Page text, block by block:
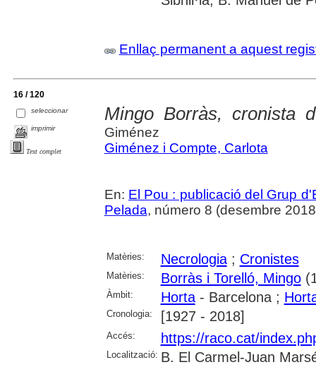
Enllaç permanent a aquest
16 / 120
seleccionar
imprimir
Text complet
Mingo Borràs, cronista
Giménez
Giménez i Compte, Carlota
En: El Pou : publicació del Grup
Pelada, número 8 (desembre
Matèries: Necrologia; Cronistes
Matèries: Borràs i Torelló, Mingo
Àmbit: Horta- Barcelona ;
Cronologia: [1927 - 2018]
Accés: https://raco.cat/
Localització: B. El Carmel-Juan